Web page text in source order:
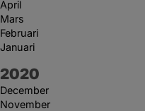
April
Mars
Februari
Januari
År:
2020
December
November